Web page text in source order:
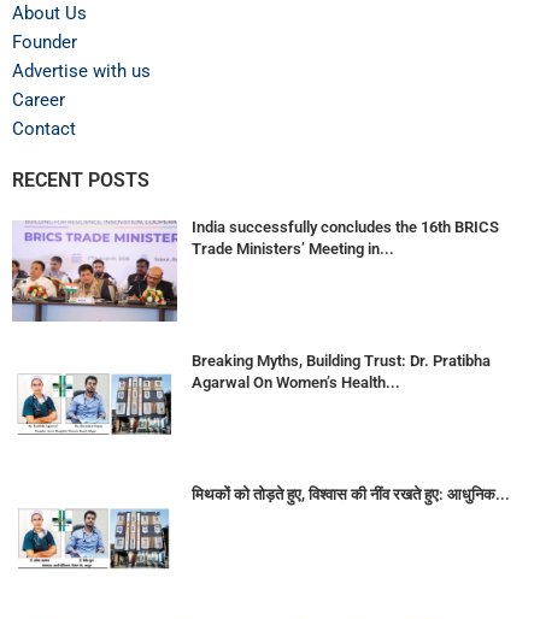
About Us
Founder
Advertise with us
Career
Contact
RECENT POSTS
India successfully concludes the 16th BRICS
Trade Ministers’ Meeting in...
Breaking Myths, Building Trust: Dr. Pratibha
Agarwal On Women’s Health...
मिथकों को तोड़ते हुए, विश्वास की नींव रखते हुए: आधुनिक...